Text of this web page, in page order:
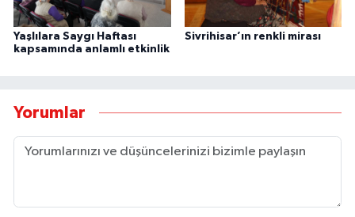
Yaşlılara Saygı Haftası
kapsamında anlamlı etkinlik
Sivrihisar’ın renkli mirası
Yorumlar